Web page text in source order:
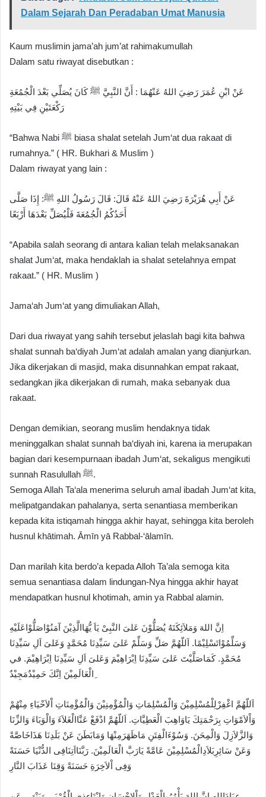
Dalam Sejarah Dan Peradaban Umat Manusia
Kaum muslimin jama’ah jum’at rahimakumullah
Dalam satu riwayat disebutkan :
عَنْ ابْنِ عُمَرَ رَضِيَ اللهُ عَنْهُمَا : أَنَّ النَّبِيَّ ﷺ كَانَ يُصَلِّي بَعْدَ الْجُمُعَةِ
رَكْعَتَيْنِ فِي بَيْتِهِ
“Bahwa Nabi ﷺ biasa shalat setelah Jum‘at dua rakaat di
rumahnya.” ( HR. Bukhari & Muslim )
Dalam riwayat yang lain :
عَنْ أَبِي هُرَيْرَةَ رَضِيَ اللهُ عَنْهُ قَالَ: قَالَ رَسُولُ اللهِ ﷺ: إِذَا صَلَّى
أَحَدُكُمُ الْجُمُعَةَ فَلْيُصَلِّ بَعْدَهَا أَرْبَعًا
“Apabila salah seorang di antara kalian telah melaksanakan
shalat Jum‘at, maka hendaklah ia shalat setelahnya empat
rakaat.” ( HR. Muslim )
Jama‘ah Jum‘at yang dimuliakan Allah,
Dari dua riwayat yang sahih tersebut jelaslah bagi kita bahwa
shalat sunnah ba‘diyah Jum‘at adalah amalan yang dianjurkan.
Jika dikerjakan di masjid, maka disunnahkan empat rakaat,
sedangkan jika dikerjakan di rumah, maka sebanyak dua
rakaat.
Dengan demikian, seorang muslim hendaknya tidak
meninggalkan shalat sunnah ba‘diyah ini, karena ia merupakan
bagian dari kesempurnaan ibadah Jum‘at, sekaligus mengikuti
sunnah Rasulullah ﷺ.
Semoga Allah Ta‘ala menerima seluruh amal ibadah Jum‘at kita,
melipatgandakan pahalanya, serta senantiasa memberikan
kepada kita istiqamah hingga akhir hayat, sehingga kita beroleh
husnul khātimah. Āmīn yā Rabbal-‘ālamīn.
Dan marilah kita berdo’a kepada Alloh Ta’ala semoga kita
semua senantiasa dalam lindungan-Nya hingga akhir hayat
mendapatkan husnul khotimah, amin ya Rabbal alamin.
اِنَّ اللهَ وَمَلاَئِكَتَهُ يُصَلُّوْنَ عَلىَ النَّبِىْ يَاَ يُّهَاالَّذِيْنَ آمَنُوْاصَلُّوْاعَلَيْهِ
وَسَلِّمُوْاتَسْلِيْمًا. اَللّهُمَّ صَلِّ وَسَلِّمْ عَلىَ سَيِّدِنَا مُحَمَّدٍ وَعَلىَ اَلِ سَيِّدِنَا
مُحَمَّدٍ. كَمَاصَلَّيْتَ عَلىَ سَيِّدِنَا اِبْرَاهِيْمَ وَعَلىَ اَلِ سَيِّدِنَا اِبْرَاهِيْمَ. في
ِالْعَالَمِيْنَ اِنَّكَ حَمِيْدٌمَجِيْدٌ
اَللّهُمَّ اغْفِرْلِلْمُسْلِمِيْنَ وَالْمُسْلِمَاتِ وَالْمُؤْمِنِيْنَ وَالْمُؤْمِنَاتِ اْلاَحْيَاءِ مِنْهُمْ
وَاْلاَمْوَاتِ بِرَحْمَتِكَ يَاوَاهِبَ الْعَطِيَّاتِ. اَللّهُمَّ ادْفَعْ عَنَّاالْغَلاَءَ وَالْوَبَاءَ وَالزِّنَا
وَالزَّلاَزِلَ وَالْمِحَنَ. وَسُوْءَالْفِتَنِ مَاظَهَرَمِنْهَا وَمَابَطَنَ عَنْ بَلَدِنَا هَذَاخَاصَّةً
وَعَنْ سَائِرِبَلاَدِالْمُسْلِمِيْنَ عَامَّةً يَارَبَّ الْعَالَمِيْنَ. رَبَّنَااَتِنَافِى الدُّنْيَا حَسَنَةً
وَفِى اْلاَخِرَةِ حَسَنَةً وَقِنَا عَذَابَ النَّارِ